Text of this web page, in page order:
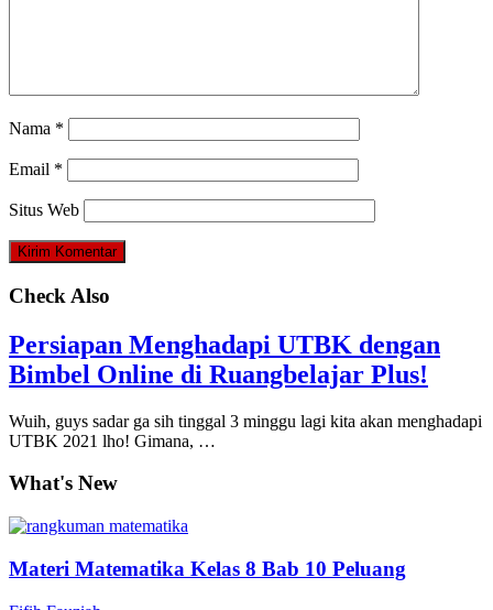
Nama *
Email *
Situs Web
Check Also
Persiapan Menghadapi UTBK dengan
Bimbel Online di Ruangbelajar Plus!
Wuih, guys sadar ga sih tinggal 3 minggu lagi kita akan menghadapi
UTBK 2021 lho! Gimana, …
What's New
Materi Matematika Kelas 8 Bab 10 Peluang